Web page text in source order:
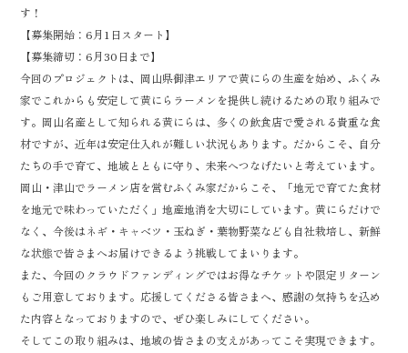
す！
【募集開始：6月1日スタート】
【募集締切：6月30日まで】
今回のプロジェクトは、岡山県御津エリアで黄にらの生産を始め、ふくみ
家でこれからも安定して黄にらラーメンを提供し続けるための取り組みで
す。岡山名産として知られる黄にらは、多くの飲食店で愛される貴重な食
材ですが、近年は安定仕入れが難しい状況もあります。だからこそ、自分
たちの手で育て、地域とともに守り、未来へつなげたいと考えています。
岡山・津山でラーメン店を営むふくみ家だからこそ、「地元で育てた食材
を地元で味わっていただく」地産地消を大切にしています。黄にらだけで
なく、今後はネギ・キャベツ・玉ねぎ・葉物野菜なども自社栽培し、新鮮
な状態で皆さまへお届けできるよう挑戦してまいります。
また、今回のクラウドファンディングではお得なチケットや限定リターン
もご用意しております。応援してくださる皆さまへ、感謝の気持ちを込め
た内容となっておりますので、ぜひ楽しみにしてください。
そしてこの取り組みは、地域の皆さまの支えがあってこそ実現できます。